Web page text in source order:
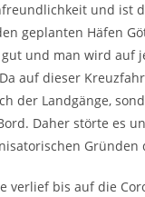
und ist
geplanten Häfen
und man wird auf
auf dieser
der Landgänge,
Daher störte es
verlief bis auf die